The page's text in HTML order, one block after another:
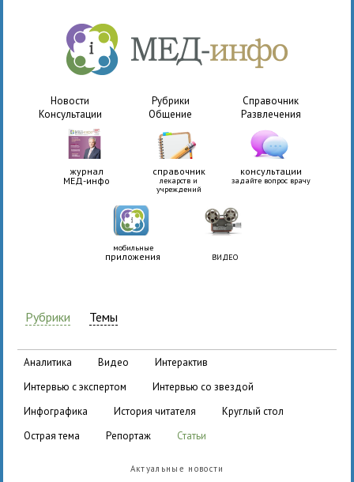
Новости Рубрики
Справочник
Консультации
Общение Развлечения
журнал
МЕД-инфо
справочник
лекарств и
учреждений
консультации
задайте вопрос врачу
мобильные
приложения ВИДЕО
Рубрики Темы
аналитика видео
интерактив
интервью с экспертом
интервью со звездой
инфографика
история читателя
круглый стол
острая тема
репортаж статьи
Актуальные новости